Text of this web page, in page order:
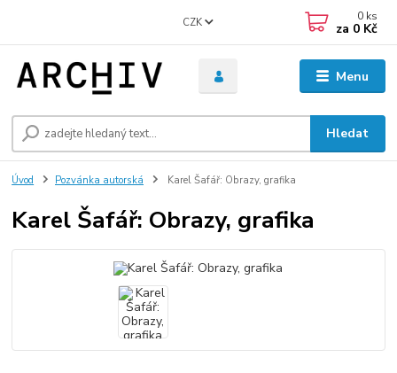
Menu
CZK
Hledat
0 ks
za 0 Kč
Úvod Pozvánka autorská Karel Šafář: Obrazy, grafika
Karel Šafář: Obrazy, grafika